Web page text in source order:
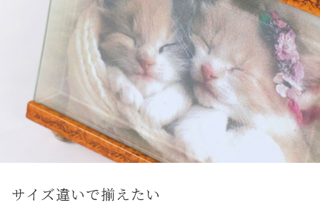
サイズ違いで揃えたい